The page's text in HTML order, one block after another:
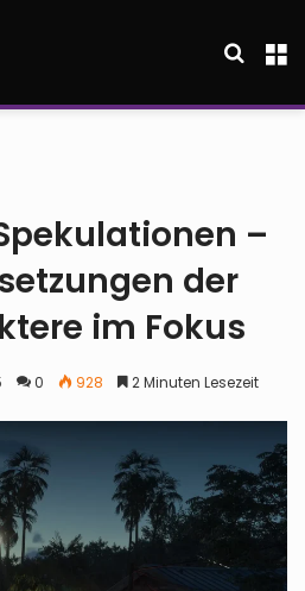
–
der
im Fokus
0 928 2 Minuten Lesezeit